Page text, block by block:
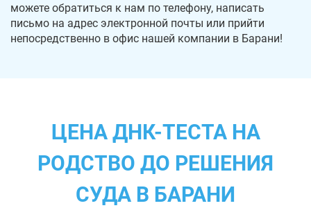
можете обратиться к нам по телефону, написать
письмо на адрес электронной почты или прийти
непосредственно в офис нашей компании в Барани!
ЦЕНА ДНК-ТЕСТА НА
РОДСТВО ДО РЕШЕНИЯ
СУДА В БАРАНИ